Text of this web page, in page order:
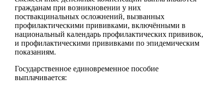
гражданам при возникновении у них
поствакцинальных осложнений, вызванных
профилактическими прививками, включёнными в
национальный календарь профилактических прививок,
и профилактическими прививками по эпидемическим
показаниям.
Государственное единовременное пособие
выплачивается: